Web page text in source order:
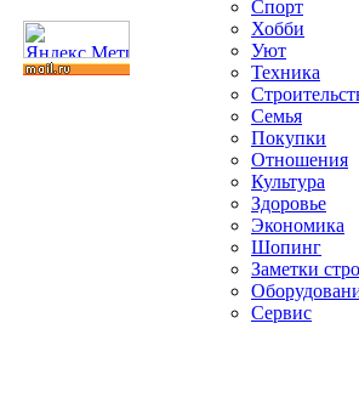
Спорт
Хобби
Уют
Техника
Семья
Покупки
Отношения
Культура
Здоровье
Экономика
Шопинг
Заметки
Сервис